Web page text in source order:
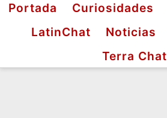
Portada Curiosidades
LatinChat
Noticias
Terra Chat